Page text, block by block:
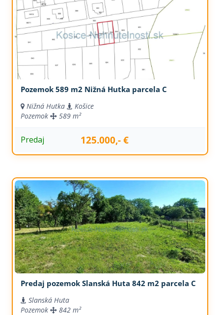
Pozemok 589 m2 Nižná Hutka parcela C
Nižná Hutka
Košice
Pozemok
589 m²
Predaj 125.000,- €
Predaj pozemok Slanská Huta 842 m2 parcela C
Slanská Huta
Pozemok
842 m²